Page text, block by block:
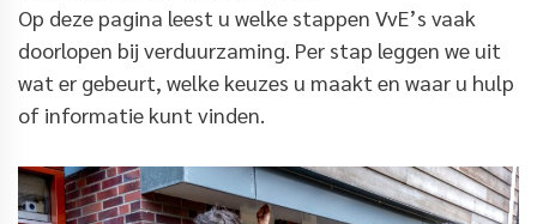
Op deze pagina leest u welke stappen VvE’s vaak
doorlopen bij verduurzaming. Per stap leggen we uit
wat er gebeurt, welke keuzes u maakt en waar u hulp
of informatie kunt vinden.